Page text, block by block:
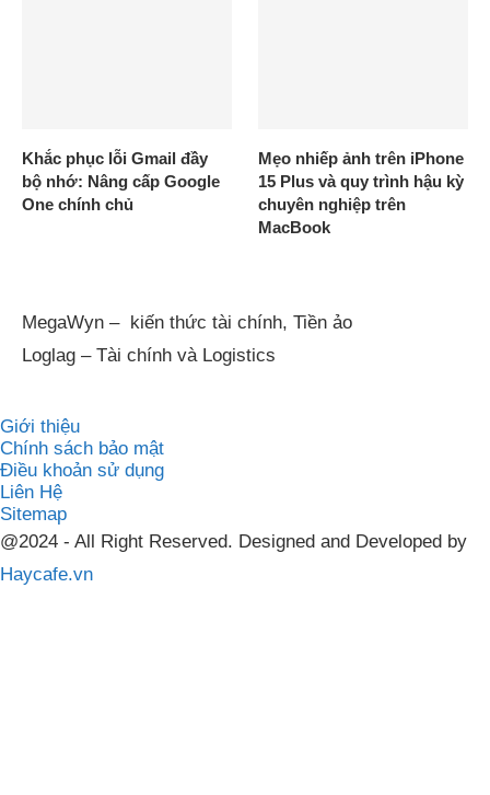
Khắc phục lỗi Gmail đầy
bộ nhớ: Nâng cấp Google
One chính chủ
Mẹo nhiếp ảnh trên iPhone
15 Plus và quy trình hậu kỳ
chuyên nghiệp trên
MacBook
MegaWyn – kiến thức tài chính, Tiền ảo
Loglag – Tài chính và Logistics
Giới thiệu
Chính sách bảo mật
Điều khoản sử dụng
Liên Hệ
Sitemap
@2024 - All Right Reserved. Designed and Developed by
Haycafe.vn